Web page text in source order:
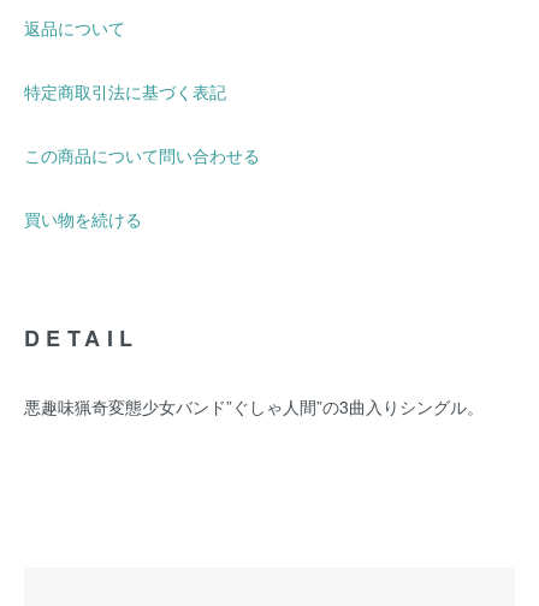
返品について
特定商取引法に基づく表記
この商品について問い合わせる
買い物を続ける
DETAIL
悪趣味猟奇変態少女バンド”ぐしゃ人間”の3曲入りシングル。